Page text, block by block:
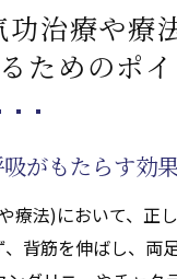
治療や療
ためのポ
がもたらす効
療法)において、正
背筋を伸ばし、両